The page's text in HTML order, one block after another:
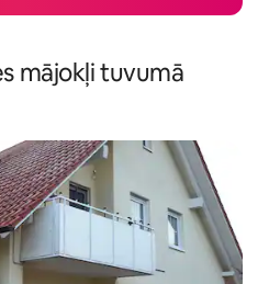
mājokļi tuvumā